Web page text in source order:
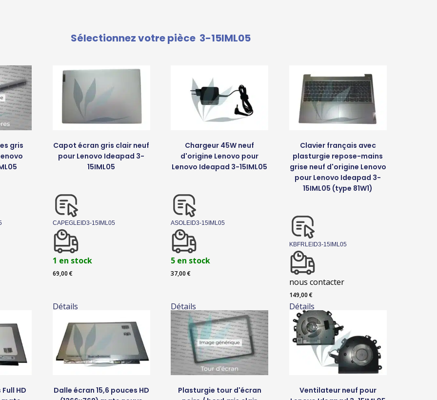
Sélectionnez votre pièce 3-15IML05
gris
Détails
Capot écran gris clair neuf
pour Lenovo Ideapad 3-
15IML05
CAPEGLEID3-15IML05
1 en stock
69,00 €
Détails
Chargeur 45W neuf
d'origine Lenovo pour
Lenovo Ideapad 3-15IML05
ASOLEID3-15IML05
5 en stock
37,00€
Détails
Clavier français avec
plasturgie repose-mains
grise neuf d'origine Lenovo
pour Lenovo Ideapad 3-
15IML05 (type 81W1)
KBFRLEID3-15IML05
nous contacter
149,00 €
HD
Dalle écran 15,6 pouces HD
Plasturgie tour d'écran
Ventilateur neuf pour